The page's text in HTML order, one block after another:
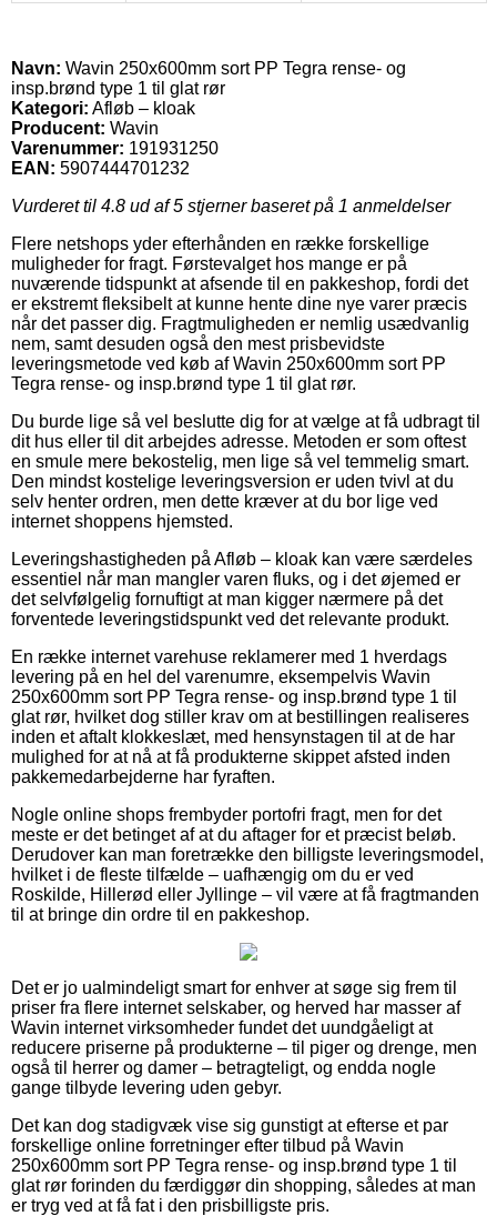
Navn: Wavin 250x600mm sort PP Tegra rense- og
insp.brønd type 1 til glat rør
Kategori: Afløb – kloak
Producent: Wavin
Varenummer: 191931250
EAN: 5907444701232
Vurderet til 4.8 ud af 5 stjerner baseret på 1 anmeldelser
Flere netshops yder efterhånden en række forskellige
muligheder for fragt. Førstevalget hos mange er på
nuværende tidspunkt at afsende til en pakkeshop, fordi det
er ekstremt fleksibelt at kunne hente dine nye varer præcis
når det passer dig. Fragtmuligheden er nemlig usædvanlig
nem, samt desuden også den mest prisbevidste
leveringsmetode ved køb af Wavin 250x600mm sort PP
Tegra rense- og insp.brønd type 1 til glat rør.
Du burde lige så vel beslutte dig for at vælge at få udbragt til
dit hus eller til dit arbejdes adresse. Metoden er som oftest
en smule mere bekostelig, men lige så vel temmelig smart.
Den mindst kostelige leveringsversion er uden tvivl at du
selv henter ordren, men dette kræver at du bor lige ved
internet shoppens hjemsted.
Leveringshastigheden på Afløb – kloak kan være særdeles
essentiel når man mangler varen fluks, og i det øjemed er
det selvfølgelig fornuftigt at man kigger nærmere på det
forventede leveringstidspunkt ved det relevante produkt.
En række internet varehuse reklamerer med 1 hverdags
levering på en hel del varenumre, eksempelvis Wavin
250x600mm sort PP Tegra rense- og insp.brønd type 1 til
glat rør, hvilket dog stiller krav om at bestillingen realiseres
inden et aftalt klokkeslæt, med hensynstagen til at de har
mulighed for at nå at få produkterne skippet afsted inden
pakkemedarbejderne har fyraften.
Nogle online shops frembyder portofri fragt, men for det
meste er det betinget af at du aftager for et præcist beløb.
Derudover kan man foretrække den billigste leveringsmodel,
hvilket i de fleste tilfælde – uafhængig om du er ved
Roskilde, Hillerød eller Jyllinge – vil være at få fragtmanden
til at bringe din ordre til en pakkeshop.
Det er jo ualmindeligt smart for enhver at søge sig frem til
priser fra flere internet selskaber, og herved har masser af
Wavin internet virksomheder fundet det uundgåeligt at
reducere priserne på produkterne – til piger og drenge, men
også til herrer og damer – betragteligt, og endda nogle
gange tilbyde levering uden gebyr.
Det kan dog stadigvæk vise sig gunstigt at efterse et par
forskellige online forretninger efter tilbud på Wavin
250x600mm sort PP Tegra rense- og insp.brønd type 1 til
glat rør forinden du færdiggør din shopping, således at man
er tryg ved at få fat i den prisbilligste pris.